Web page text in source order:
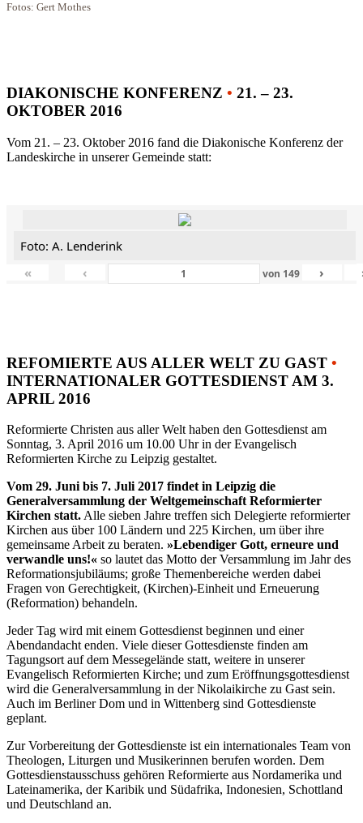
Fotos: Gert Mothes
DIAKONISCHE KONFERENZ • 21. – 23.
OKTOBER 2016
Vom 21. – 23. Oktober 2016 fand die Diakonische Konferenz der
Landeskirche in unserer Gemeinde statt:
Foto: A. Lenderink
«
‹ von 149 ›
REFOMIERTE AUS ALLER WELT ZU GAST •
INTERNATIONALER GOTTESDIENST AM 3.
APRIL 2016
Reformierte Christen aus aller Welt haben den Gottesdienst am
Sonntag, 3. April 2016 um 10.00 Uhr in der Evangelisch
Reformierten Kirche zu Leipzig gestaltet.
Vom 29. Juni bis 7. Juli 2017 findet in Leipzig die
Generalversammlung der Weltgemeinschaft Reformierter
Kirchen statt.Alle sieben Jahre treffen sich Delegierte reformierter
Kirchen aus über 100 Ländern und 225 Kirchen, um über ihre
gemeinsame Arbeit zu beraten. »Lebendiger Gott, erneure und
verwandle uns!« so lautet das Motto der Versammlung im Jahr des
Reformationsjubiläums; große Themenbereiche werden dabei
Fragen von Gerechtigkeit, (Kirchen)-Einheit und Erneuerung
(Reformation) behandeln.
Jeder Tag wird mit einem Gottesdienst beginnen und einer
Abendandacht enden. Viele dieser Gottesdienste finden am
Tagungsort auf dem Messegelände statt, weitere in unserer
Evangelisch Reformierten Kirche; und zum Eröffnungsgottesdienst
wird die Generalversammlung in der Nikolaikirche zu Gast sein.
Auch im Berliner Dom und in Wittenberg sind Gottesdienste
geplant.
Zur Vorbereitung der Gottesdienste ist ein internationales Team von
Theologen, Liturgen und Musikerinnen berufen worden. Dem
Gottesdienstausschuss gehören Reformierte aus Nordamerika und
Lateinamerika, der Karibik und Südafrika, Indonesien, Schottland
und Deutschland an.